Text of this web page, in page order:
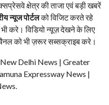
क्षेत्र की ताजा एवं बड़ी खबरें
न्यूज पोर्टलको विजिट करते रहे
करे। विडियो न्यूज़ देखने के लिए
को भी ज़रूर सब्सक्राइब करे।
New Delhi News | Greater
Expressway News |